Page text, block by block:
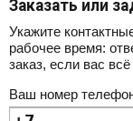
Заказать или
Укажите
рабочее время:
заказ, если вас всё
Ваш номер